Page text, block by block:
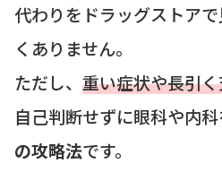
代わりをドラッグストア
くありません。
ただし、 重い症状や長引
自己判断せずに眼科や内
の攻略法です。